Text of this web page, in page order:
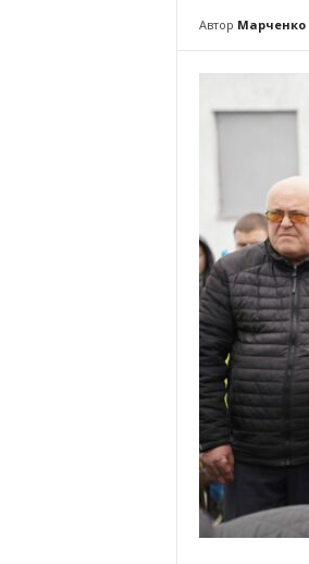
Автор Марченко